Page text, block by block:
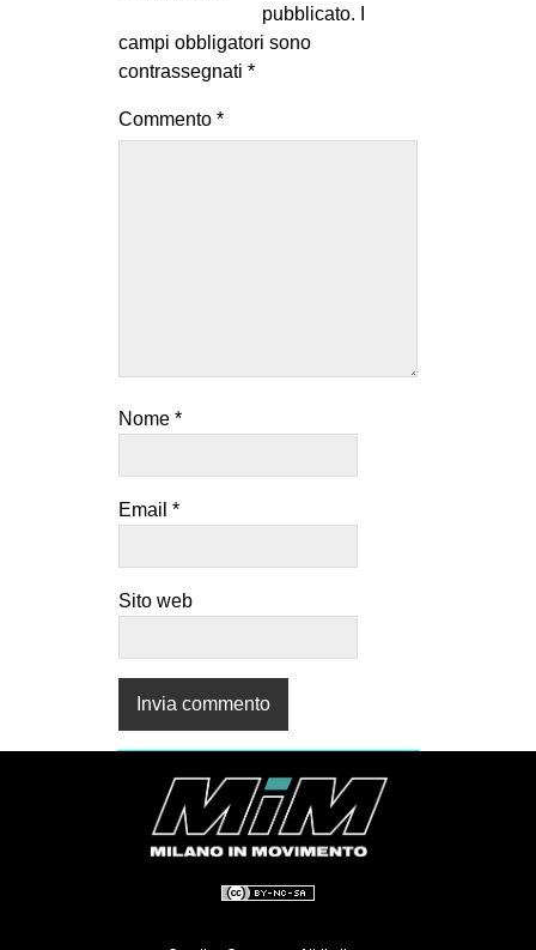
pubblicato.
campi obbligatori sono
contrassegnati *
Commento *
Nome *
Email *
Sito web